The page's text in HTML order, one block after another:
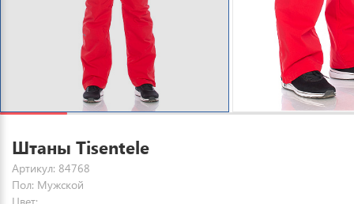
Штаны Tisentele
Артикул: 84768
Пол: Мужской